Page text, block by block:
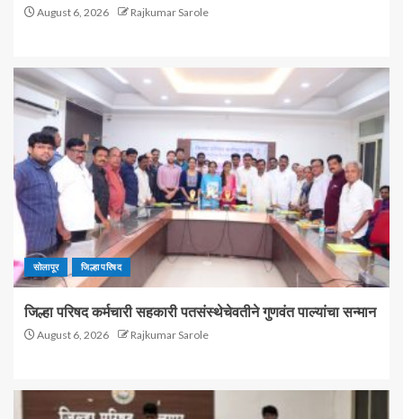
August 6, 2026 Rajkumar Sarole
सोलापूर जिल्हा परिषद
जिल्हा परिषद कर्मचारी सहकारी पतसंस्थेचेवतीने गुणवंत पाल्यांचा सन्मान
August 6, 2026 Rajkumar Sarole